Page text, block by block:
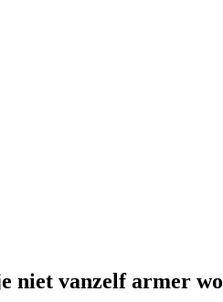
niet vanzelf armer